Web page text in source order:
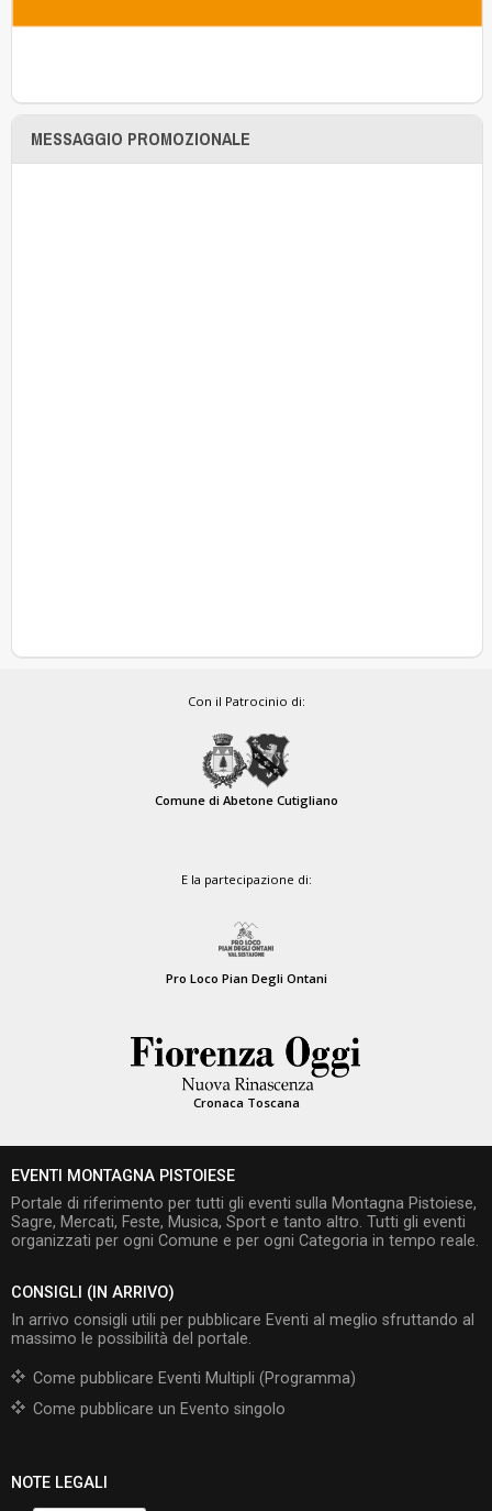
MESSAGGIO PROMOZIONALE
Con il Patrocinio di:
Comune di Abetone Cutigliano
E la partecipazione di:
Pro Loco Pian Degli Ontani
Cronaca Toscana
EVENTI MONTAGNA PISTOIESE
Portale di riferimento per tutti gli eventi sulla Montagna Pistoiese,
Sagre, Mercati, Feste, Musica, Sport e tanto altro. Tutti gli eventi
organizzati per ogni Comune e per ogni Categoria in tempo reale.
CONSIGLI (IN ARRIVO)
In arrivo consigli utili per pubblicare Eventi al meglio sfruttando al
massimo le possibilità del portale.
Come pubblicare Eventi Multipli (Programma)
Come pubblicare un Evento singolo
NOTE LEGALI